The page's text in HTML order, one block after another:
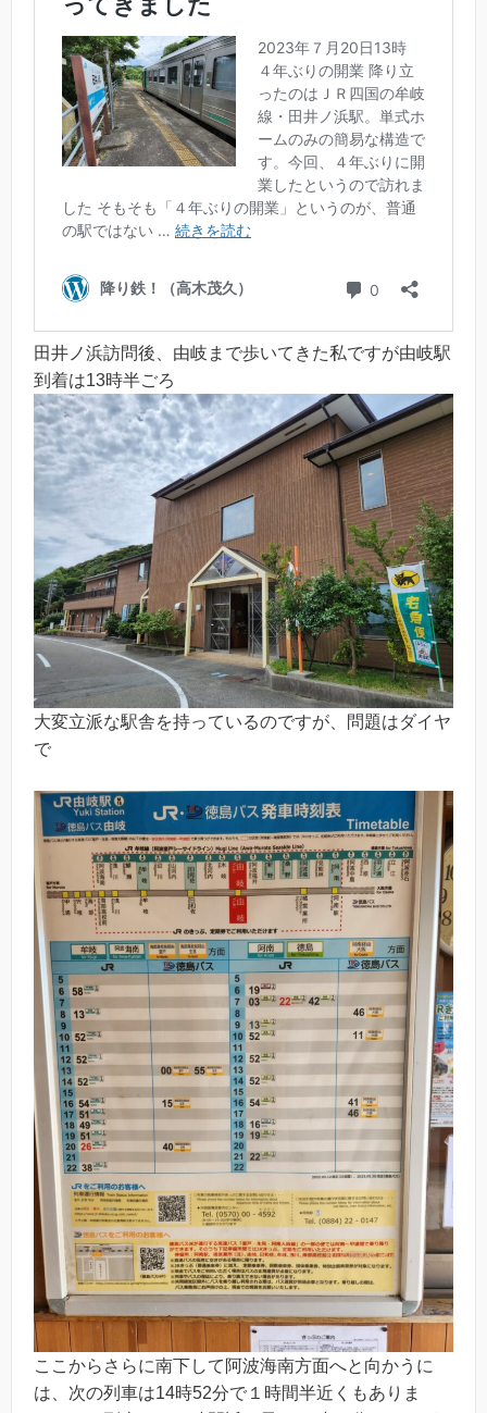
田井ノ浜訪問後、由岐まで歩いてきた私ですが由岐駅
到着は13時半ごろ
大変立派な駅舎を持っているのですが、問題はダイヤ
で
ここからさらに南下して阿波海南方面へと向かうに
は、次の列車は14時52分で１時間半近くもありま